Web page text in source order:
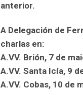
anterior.
A Delegación de
charlas en:
A.VV. Brión, 7 de
A.VV. Santa Icía, 9
A.VV. Cobas, 10 de